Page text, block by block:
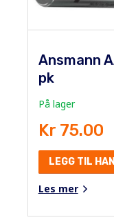
Ansmann
pk
På lager
Kr 75.00
LEGG TIL
Les mer